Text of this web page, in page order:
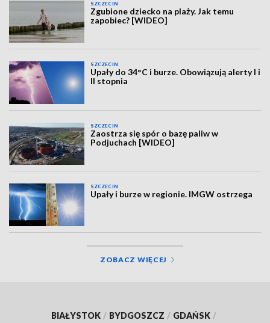
SZCZECIN
Zgubione dziecko na plaży. Jak temu
zapobiec? [WIDEO]
SZCZECIN
Upały do 34°C i burze. Obowiązują alerty I i
II stopnia
SZCZECIN
Zaostrza się spór o bazę paliw w
Podjuchach [WIDEO]
SZCZECIN
Upały i burze w regionie. IMGW ostrzega
ZOBACZ WIĘCEJ
BIAŁYSTOK / BYDGOSZCZ / GDAŃSK /